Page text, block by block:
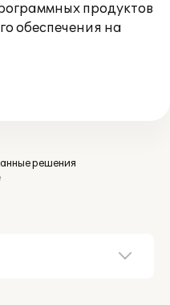
продуктов
обеспечения на
решения